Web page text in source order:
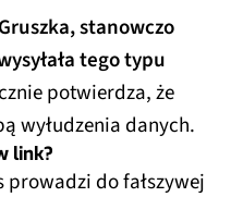
stanowczo
tego typu
potwierdza, że
wyłudzenia danych.
link?
do fałszywej